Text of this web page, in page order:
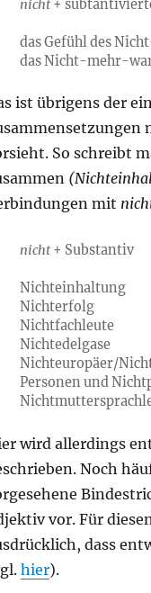
nicht +
das Gefühl des
das Nicht-mehr-
ist übrigens der
So schreibt
mit
nicht + Substantiv
Nichteinhaltung
Nichterfolg
Nichtfachleute
Nichtedelgase
Nichteuropäer/
Personen und
wird allerdings
Noch
vor. Für
dass
hier).